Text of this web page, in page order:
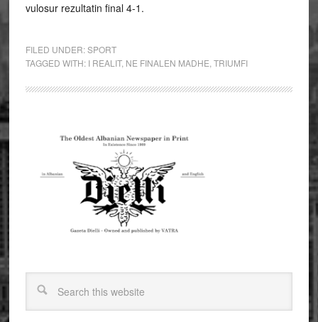
vulosur rezultatin final 4-1.
FILED UNDER:SPORT
TAGGED WITH: I REALIT, NE FINALEN MADHE TRIUMFI